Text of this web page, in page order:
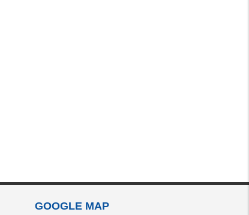
GOOGLE MAP